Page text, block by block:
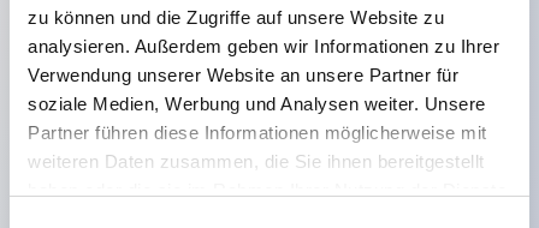
zu können und die Zugriffe auf unsere Website zu
analysieren. Außerdem geben wir Informationen zu Ihrer
Verwendung unserer Website an unsere Partner für
soziale Medien, Werbung und Analysen weiter. Unsere
Partner führen diese Informationen möglicherweise mit
weiteren Daten zusammen, die Sie ihnen bereitgestellt
Edelstahlgehäuse verwendet
Gehäuse mit 1 bis 5 Einheiten pro Reihe, 2 bis 5
Einheiten in 2 Reihen, 2 bis 6 Einheiten in 3 Reihen
und 6 Einheiten in 4 Reihen verfügbar
Einheiten sind mit Kontrollleuchte,
Drucktastenschalter, Wahlschalter sowie Not-Aus-